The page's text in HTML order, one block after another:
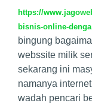
https://
bisnis-online-
bingung
webssite milik
sekarang ini
namanya
wadah pencari